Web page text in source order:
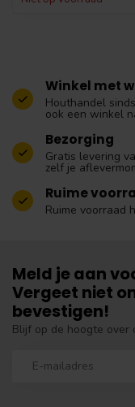
Winkel met
Houthandel
ook een winkel
Bezorging
Gratis levering
zelf je
Ruime
Ruime voorraad
Meld je aan
Vergeet niet
bevestigen!
Blijf op de hoogte over